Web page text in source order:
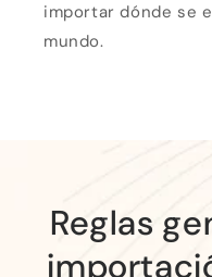
importar dónde se
mundo.
Reglas